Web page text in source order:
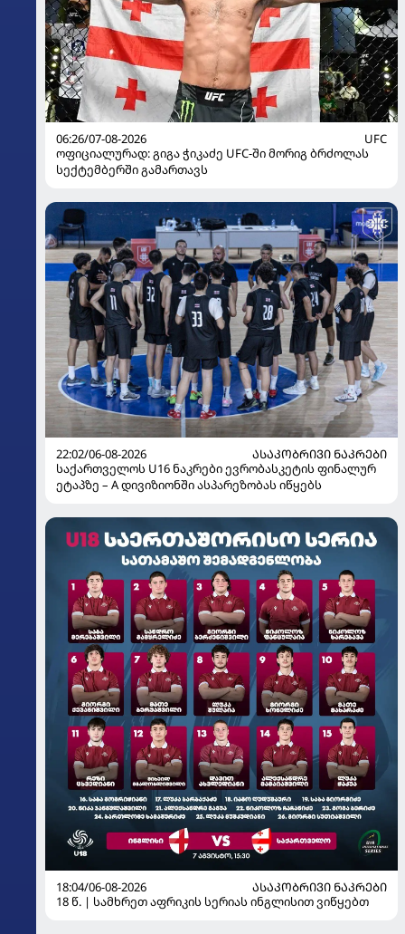
06:26/07-08-2026
UFC
ოფიციალურად: გიგა ჭიკაძე UFC-ში მორიგ ბრძოლას
სექტემბერში გამართავს
22:02/06-08-2026
ᲐᲡᲐᲙᲝᲑᲠᲘᲕᲘ ᲜᲐᲙᲠᲔᲑᲘ
საქართველოს U16 ნაკრები ევრობასკეტის ფინალურ
ეტაპზე – A დივიზიონში ასპარეზობას იწყებს
18:04/06-08-2026
ᲐᲡᲐᲙᲝᲑᲠᲘᲕᲘ ᲜᲐᲙᲠᲔᲑᲘ
18 წ. | სამხრეთ აფრიკის სერიას ინგლისით ვიწყებთ